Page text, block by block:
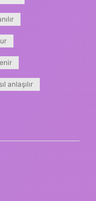
anlaşılır